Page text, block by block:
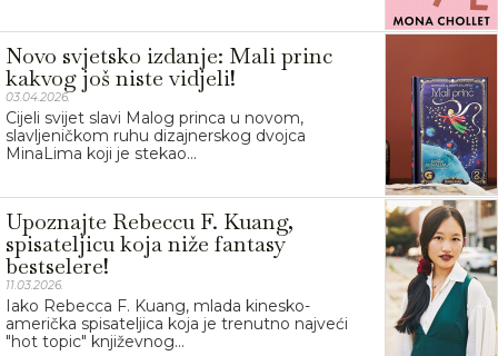
Novo svjetsko izdanje: Mali princ
kakvog još niste vidjeli!
03.04.2026.
Cijeli svijet slavi Malog princa u novom,
slavljeničkom ruhu dizajnerskog dvojca
MinaLima koji je stekao...
Upoznajte Rebeccu F. Kuang,
spisateljicu koja niže fantasy
bestselere!
11.03.2026.
Iako Rebecca F. Kuang, mlada kinesko-
američka spisateljica koja je trenutno najveći
"hot topic" književnog...